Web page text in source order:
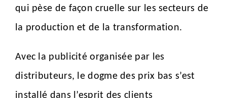
qui pèse de façon cruelle sur les secteurs de
la production et de la transformation.
Avec la publicité organisée par les
distributeurs, le dogme des prix bas s’est
installé dans l’esprit des clients